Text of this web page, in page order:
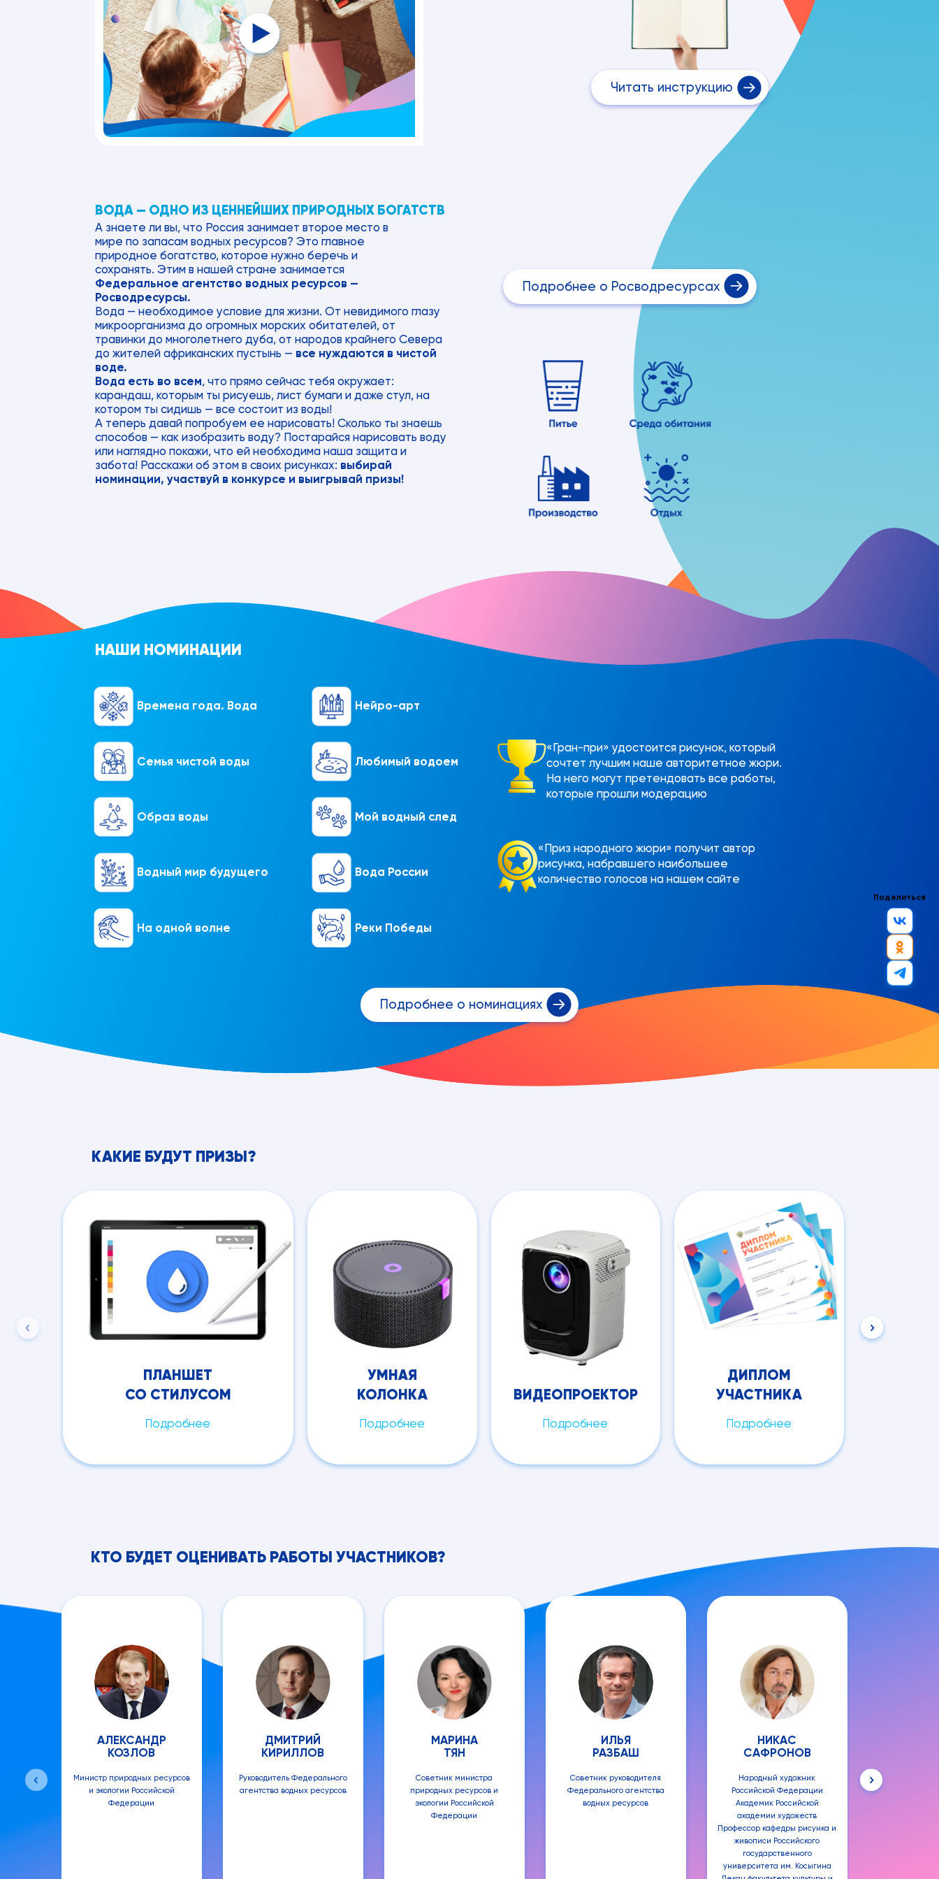
Поделиться
Читать инструкцию
ВОДА — ОДНО ИЗ ЦЕННЕЙШИХ ПРИРОДНЫХ БОГАТСТВ
А знаете ли вы, что Россия занимает второе место в
мире по запасам водных ресурсов? Это главное
природное богатство, которое нужно беречь и
сохранять. Этим в нашей стране занимается
Федеральное агентство водных ресурсов —
Росводресурсы.
Подробнее о Росводресурсах
Вода — необходимое условие для жизни. От невидимого глазу
микроорганизма до огромных морских обитателей, от
травинки до многолетнего дуба, от народов крайнего Севера
до жителей африканских пустынь — все нуждаются в чистой
воде.
Вода есть во всем, что прямо сейчас тебя окружает:
карандаш, которым ты рисуешь, лист бумаги и даже стул, на
котором ты сидишь — все состоит из воды!
А теперь давай попробуем ее нарисовать! Сколько ты знаешь
способов — как изобразить воду? Постарайся нарисовать воду
или наглядно покажи, что ей необходима наша защита и
забота! Расскажи об этом в своих рисунках: выбирай
номинации, участвуй в конкурсе и выигрывай призы!
НАШИ НОМИНАЦИИ
Времена года. Вода
Водный мир будущего
Любимый водоем
Семья чистой воды
На одной волне
Мой водный след
Образ воды
Нейро-арт
Вода России
Реки Победы
«Гран-при» удостоится рисунок, который
сочтет лучшим наше авторитетное жюри.
На него могут претендовать все работы,
которые прошли модерацию
«Приз народного жюри» получит автор
рисунка, набравшего наибольшее
количество голосов на нашем сайте
Подробнее о номинациях
КАКИЕ БУДУТ ПРИЗЫ?
ПЛАНШЕТ
СО СТИЛУСОМ
Подробнее
УМНАЯ
КОЛОНКА
Подробнее
ВИДЕОПРОЕКТОР
Подробнее
ДИПЛОМ
УЧАСТНИКА
Подробнее
КТО БУДЕТ ОЦЕНИВАТЬ РАБОТЫ УЧАСТНИКОВ?
АЛЕКСАНДР
КОЗЛОВ
Министр природных ресурсов
и экологии Российской
Федерации
ДМИТРИЙ
КИРИЛЛОВ
Руководитель Федерального
агентства водных ресурсов
МАРИНА
ТЯН
Советник министра
природных ресурсов и
экологии Российской
Федерации
ИЛЬЯ
РАЗБАШ
Советник руководителя
Федерального агентства
водных ресурсов
НИКАС
САФРОНОВ
Народный художник
Российской Федерации
Академик Российской
академии художеств
Профессор кафедры рисунка и
живописи Российского
государственного
университета им. Косыгина